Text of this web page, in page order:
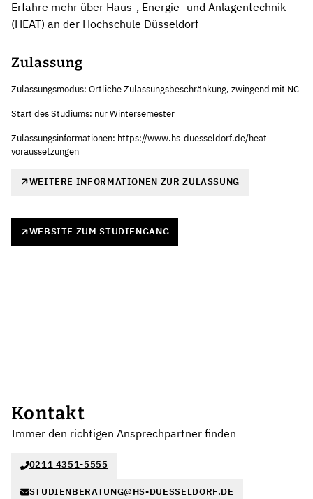
Erfahre mehr über Haus-, Energie- und An­lagen­technik
(HEAT) an der Hochschule Düsseldorf
Zulassung
Zulassungsmodus: Örtliche Zulassungsbeschränkung, zwingend mit NC
Start des Studiums: nur Wintersemester
Zulassungsinformationen: https://www.hs-duesseldorf.de/heat-
voraussetzungen
WEITERE INFORMATIONEN ZUR ZULASSUNG
WEBSITE ZUM STUDIENGANG
Kontakt
Immer den richtigen Ansprechpartner finden
0211 4351-5555
STUDIENBERATUNG@HS-DUESSELDORF.DE